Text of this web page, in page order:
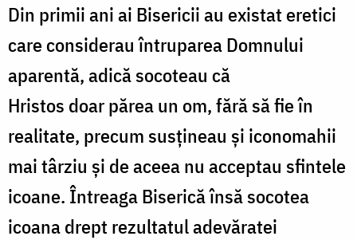
Din primii ani ai Bisericii au existat eretici
care considerau întruparea Domnului
aparentă, adică socoteau că
Hristos doar părea un om, fără să fie în
realitate, precum susțineau și iconomahii
mai târziu și de aceea nu acceptau sfintele
icoane. Întreaga Biserică însă socotea
icoana drept rezultatul adevăratei